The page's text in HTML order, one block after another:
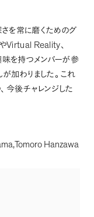
を常に磨くためのグ
やVirtual Reality、
を持つメンバーが参
加わりました。 これ
、 今後チャレンジした
Tomoro Hanzawa